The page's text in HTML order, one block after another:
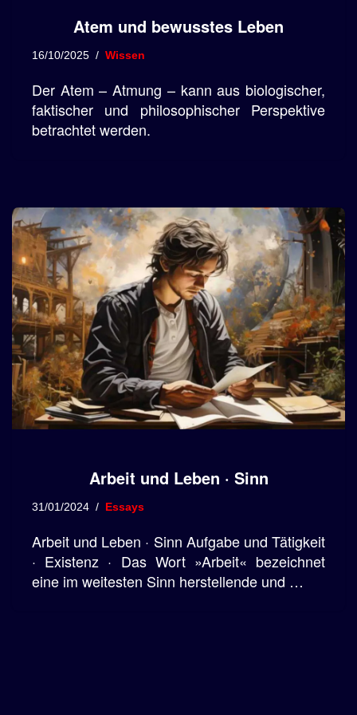
Atem und bewusstes Leben
16/10/2025 Wissen
Der Atem – Atmung – kann aus biologischer,
faktischer und philosophischer Perspektive
betrachtet werden.
Arbeit und Leben · Sinn
31/01/2024 Essays
Arbeit und Leben · Sinn Aufgabe und Tätigkeit
· Existenz · Das Wort »Arbeit« bezeichnet
eine im weitesten Sinn herstellende und …